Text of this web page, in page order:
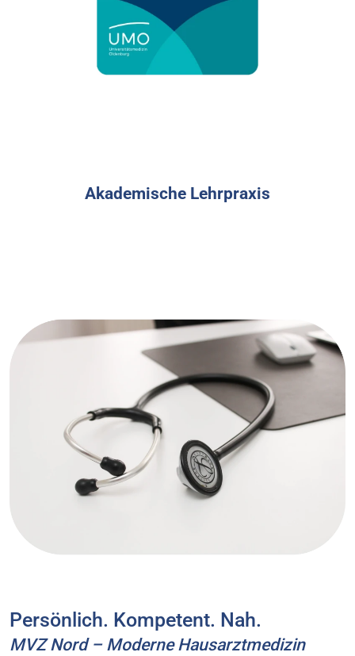
Akademische Lehrpraxis
Persönlich. Kompetent. Nah.
MVZ Nord – Moderne Hausarztmedizin